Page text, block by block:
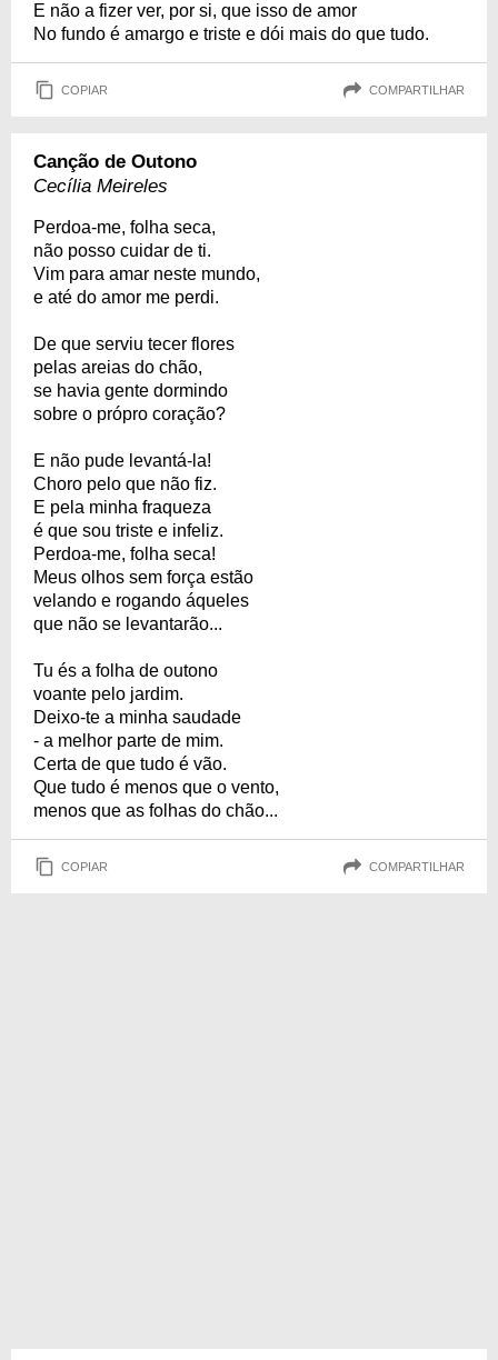
E não a fizer ver, por si, que isso de amor
No fundo é amargo e triste e dói mais do que tudo.
COPIAR COMPARTILHAR
Canção de Outono
Cecília Meireles
Perdoa-me, folha seca,
não posso cuidar de ti.
Vim para amar neste mundo,
e até do amor me perdi.
De que serviu tecer flores
pelas areias do chão,
se havia gente dormindo
sobre o própro coração?
E não pude levantá-la!
Choro pelo que não fiz.
E pela minha fraqueza
é que sou triste e infeliz.
Perdoa-me, folha seca!
Meus olhos sem força estão
velando e rogando áqueles
que não se levantarão...
Tu és a folha de outono
voante pelo jardim.
Deixo-te a minha saudade
- a melhor parte de mim.
Certa de que tudo é vão.
Que tudo é menos que o vento,
menos que as folhas do chão...
COPIAR COMPARTILHAR